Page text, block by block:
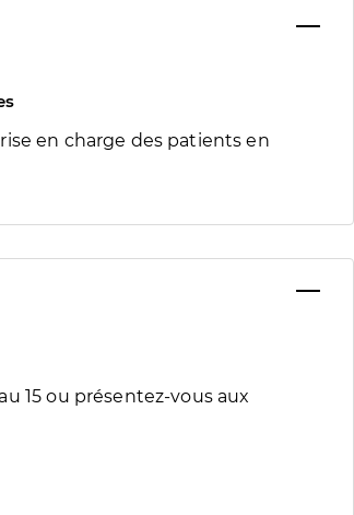
en charge des patients en
15 ou présentez-vous aux